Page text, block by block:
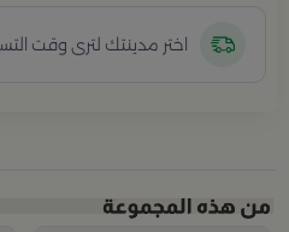
اختر مدينتك لترى وقت